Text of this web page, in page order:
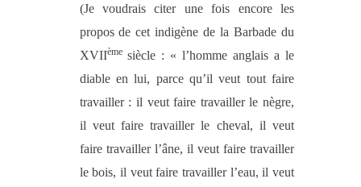
(Je voudrais citer une fois encore les
propos de cet indigène de la Barbade du
XVIIèmesiècle : « l’homme anglais a le
diable en lui, parce qu’il veut tout faire
travailler : il veut faire travailler le nègre,
il veut faire travailler le cheval, il veut
faire travailler l’âne, il veut faire travailler
le bois, il veut faire travailler l’eau, il veut